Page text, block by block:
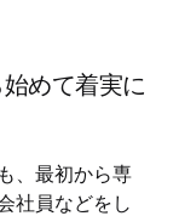
めて着実に
、最初から専
社員などをし